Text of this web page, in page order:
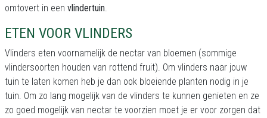
omtovert in een vlindertuin.
ETEN VOOR VLINDERS
Vlinders eten voornamelijk de nectar van bloemen (sommige
vlindersoorten houden van rottend fruit). Om vlinders naar jouw
tuin te laten komen heb je dan ook bloeiende planten nodig in je
tuin. Om zo lang mogelijk van de vlinders te kunnen genieten en ze
zo goed mogelijk van nectar te voorzien moet je er voor zorgen dat